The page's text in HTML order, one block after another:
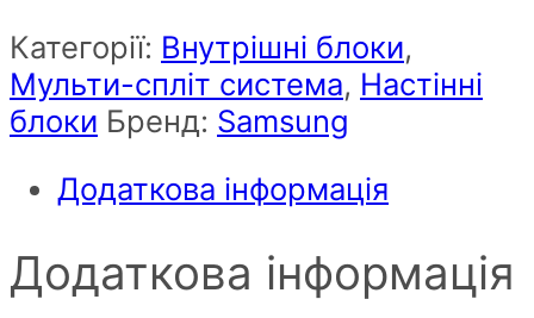
Категорії: Внутрішні блоки,
Мульти-спліт система, Настінні
блоки Бренд: Samsung
Додаткова інформація
Додаткова інформація